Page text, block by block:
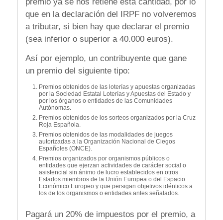
que en la declaración del IRPF no volveremos
a tributar, si bien hay que declarar el premio
(sea inferior o superior a 40.000 euros).
Así por ejemplo, un contribuyente que gane
un premio del siguiente tipo:
Premios obtenidos de las loterías y apuestas organizadas
por la Sociedad Estatal Loterías y Apuestas del Estado y
por los órganos o entidades de las Comunidades
Autónomas.
Premios obtenidos de los sorteos organizados por la Cruz
Roja Española.
Premios obtenidos de las modalidades de juegos
autorizadas a la Organización Nacional de Ciegos
Españoles (ONCE).
Premios organizados por organismos públicos o
entidades que ejerzan actividades de carácter social o
asistencial sin ánimo de lucro establecidos en otros
Estados miembros de la Unión Europea o del Espacio
Económico Europeo y que persigan objetivos idénticos a
los de los organismos o entidades antes señalados.
Pagará un 20% de impuestos por el premio, a